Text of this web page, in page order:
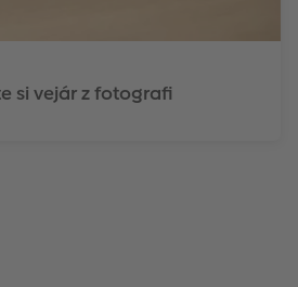
si vejár z fotografi